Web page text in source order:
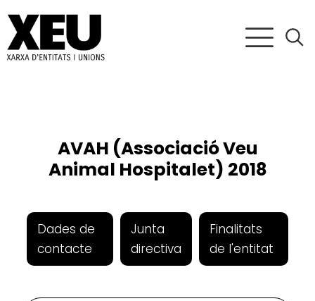
AVAH (Associació Veu
Animal Hospitalet) 2018
Dades de
contacte
Junta
directiva
Finalitats
de l'entitat